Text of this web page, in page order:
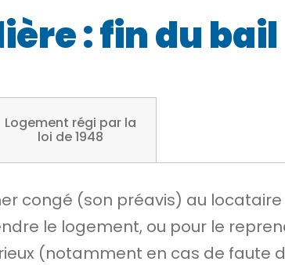
: fin du bail
Logement régi par la
loi de 1948
congé (son préavis) au
le logement, ou pour le
(notamment en cas de faute